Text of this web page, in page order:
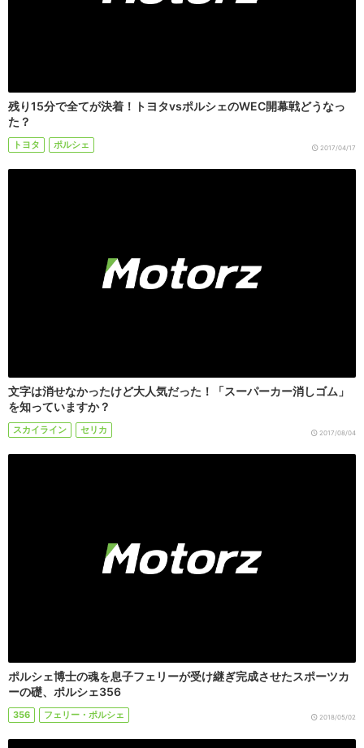
残り15分で全てが決着！トヨタvsポルシェのWEC開幕戦どうなっ
た？
トヨタ ポルシェ 2017/04/17
文字は消せなかったけど大人気だった！「スーパーカー消しゴム」
を知っていますか？
スカイライン セリカ 2017/08/04
ポルシェ博士の魂を息子フェリーが受け継ぎ完成させたスポーツカ
ーの礎、ポルシェ356
356 フェリー・ポルシェ 2018/05/02